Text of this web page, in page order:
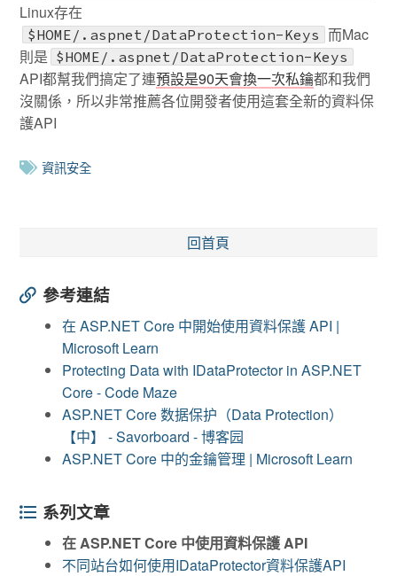
Linux存在
$HOME/.aspnet/DataProtection-Keys 而Mac
則是 $HOME/.aspnet/DataProtection-Keys
API都幫我們搞定了連預設是90天會換一次私鑰都和我們
沒關係，所以非常推薦各位開發者使用這套全新的資料保
護API
資訊安全
回首頁
參考連結
在 ASP.NET Core 中開始使用資料保護 API |
Microsoft Learn
Protecting Data with IDataProtector in ASP.NET
Core - Code Maze
ASP.NET Core 数据保护（Data Protection）
【中】 - Savorboard - 博客园
ASP.NET Core 中的金鑰管理 | Microsoft Learn
系列文章
在 ASP.NET Core 中使用資料保護 API
不同站台如何使用IDataProtector資料保護API